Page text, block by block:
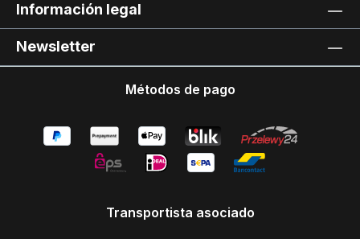
Información legal
Newsletter
Métodos de pago
Transportista asociado